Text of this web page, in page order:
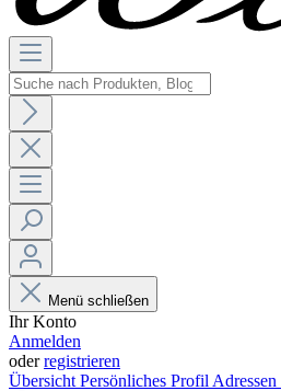
Menü schließen
Ihr Konto
Anmelden
oderregistrieren
Übersicht Persönliches Profil Adressen